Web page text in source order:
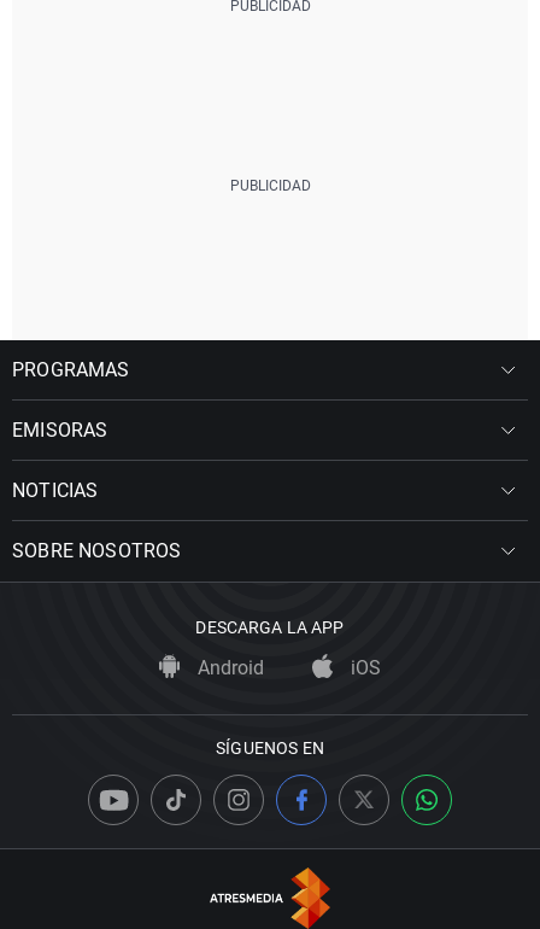
PROGRAMAS
EMISORAS
NOTICIAS
SOBRE NOSOTROS
DESCARGA LA APP
Android iOS
SÍGUENOS EN